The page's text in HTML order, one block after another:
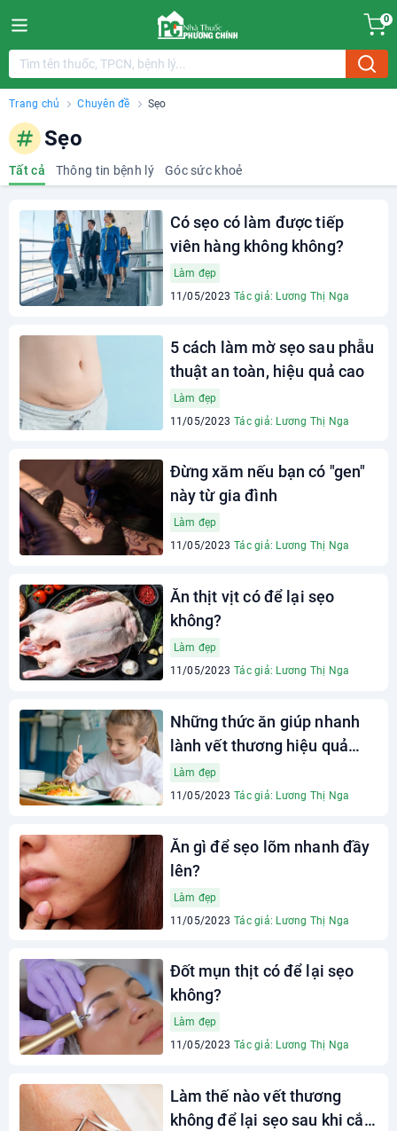
0
Trang chủ Chuyên đề Sẹo
Sẹo
Tất cả Thông tin bệnh lý Góc sức khoẻ
Có sẹo có làm được tiếp
viên hàng không không?
Làm đẹp
11/05/2023 Tác giả: Lương Thị Nga
5 cách làm mờ sẹo sau phẫu
thuật an toàn, hiệu quả cao
Làm đẹp
11/05/2023 Tác giả: Lương Thị Nga
Đừng xăm nếu bạn có "gen"
này từ gia đình
Làm đẹp
11/05/2023 Tác giả: Lương Thị Nga
Ăn thịt vịt có để lại sẹo
không?
Làm đẹp
11/05/2023 Tác giả: Lương Thị Nga
Những thức ăn giúp nhanh
lành vết thương hiệu quả
nhất
Làm đẹp
11/05/2023 Tác giả: Lương Thị Nga
Ăn gì để sẹo lõm nhanh đầy
lên?
Làm đẹp
11/05/2023 Tác giả: Lương Thị Nga
Đốt mụn thịt có để lại sẹo
không?
Làm đẹp
11/05/2023 Tác giả: Lương Thị Nga
Làm thế nào vết thương
không để lại sẹo sau khi cắt